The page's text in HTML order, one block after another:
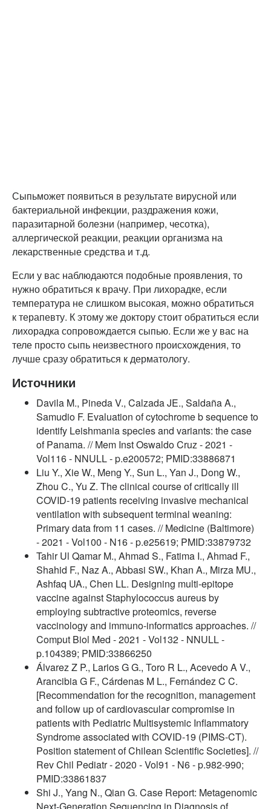
Сыпьможет появиться в результате вирусной или
бактериальной инфекции, раздражения кожи,
паразитарной болезни (например, чесотка),
аллергической реакции, реакции организма на
лекарственные средства и т.д.
Если у вас наблюдаются подобные проявления, то
нужно обратиться к врачу. При лихорадке, если
температура не слишком высокая, можно обратиться
к терапевту. К этому же доктору стоит обратиться если
лихорадка сопровождается сыпью. Если же у вас на
теле просто сыпь неизвестного происхождения, то
лучше сразу обратиться к дерматологу.
Источники
Davila M., Pineda V., Calzada JE., Saldaña A.,
Samudio F. Evaluation of cytochrome b sequence to
identify Leishmania species and variants: the case
of Panama. // Mem Inst Oswaldo Cruz - 2021 -
Vol116 - NNULL - p.e200572; PMID:33886871
Liu Y., Xie W., Meng Y., Sun L., Yan J., Dong W.,
Zhou C., Yu Z. The clinical course of critically ill
COVID-19 patients receiving invasive mechanical
ventilation with subsequent terminal weaning:
Primary data from 11 cases. // Medicine (Baltimore)
- 2021 - Vol100 - N16 - p.e25619; PMID:33879732
Tahir Ul Qamar M., Ahmad S., Fatima I., Ahmad F.,
Shahid F., Naz A., Abbasi SW., Khan A., Mirza MU.,
Ashfaq UA., Chen LL. Designing multi-epitope
vaccine against Staphylococcus aureus by
employing subtractive proteomics, reverse
vaccinology and immuno-informatics approaches. //
Comput Biol Med - 2021 - Vol132 - NNULL -
p.104389; PMID:33866250
Álvarez Z P., Larios G G., Toro R L., Acevedo A V.,
Arancibia G F., Cárdenas M L., Fernández C C.
[Recommendation for the recognition, management
and follow up of cardiovascular compromise in
patients with Pediatric Multisystemic Inflammatory
Syndrome associated with COVID-19 (PIMS-CT).
Position statement of Chilean Scientific Societies]. //
Rev Chil Pediatr - 2020 - Vol91 - N6 - p.982-990;
PMID:33861837
Shi J., Yang N., Qian G. Case Report: Metagenomic
Next-Generation Sequencing in Diagnosis of